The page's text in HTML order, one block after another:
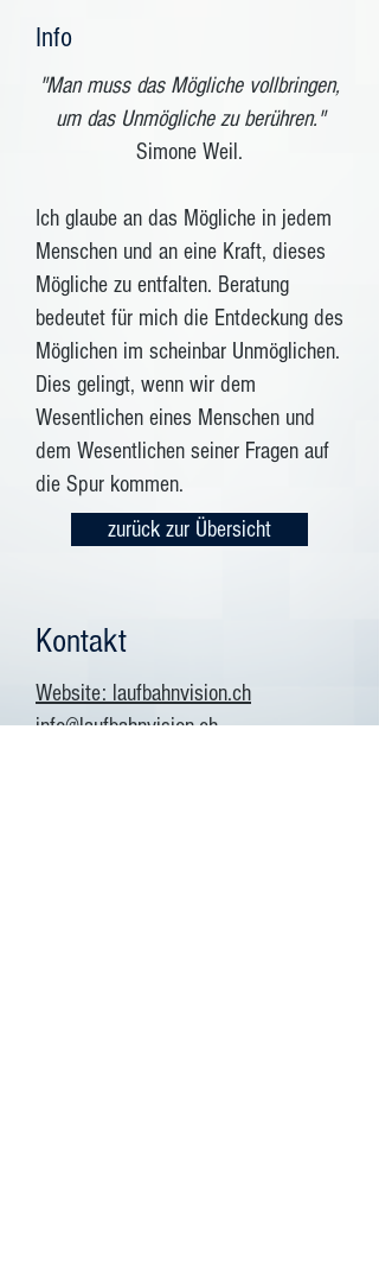
Info
"Man muss das Mögliche vollbringen,
um das Unmögliche zu berühren."
Simone Weil.
Ich glaube an das Mögliche in jedem
Menschen und an eine Kraft, dieses
Mögliche zu entfalten. Beratung
bedeutet für mich die Entdeckung des
Möglichen im scheinbar Unmöglichen.
Dies gelingt, wenn wir dem
Wesentlichen eines Menschen und
dem Wesentlichen seiner Fragen auf
die Spur kommen.
zurück zur Übersicht
Kontakt
Website: laufbahnvision.ch
info@laufbahnvision.ch